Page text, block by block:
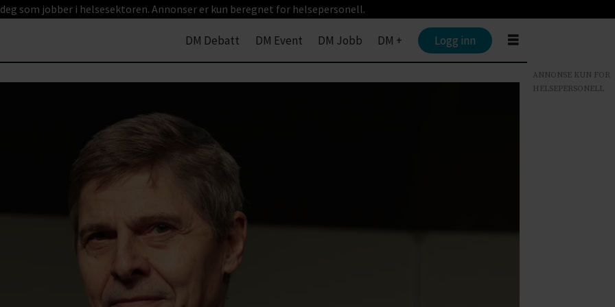
som jobber i helsesektoren. Annonser er kun beregnet for helsepersonell.
DM Debatt DM Event DM Jobb DM + Logg inn
ANNONSE KUN FOR
HELSEPERSONELL